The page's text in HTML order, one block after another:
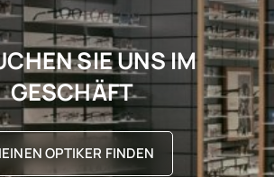
SIE UNS IM
GESCHÄFT
OPTIKER FINDEN